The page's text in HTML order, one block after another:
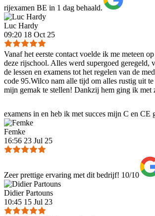
rijexamen BE in 1 dag behaald.
Luc Hardy
09:20 18 Oct 25
Vanaf het eerste contact voelde ik me meteen
deze rijschool. Alles werd supergoed geregeld,
de lessen en examens tot het regelen van de
code 95.Wilco nam alle tijd om alles rustig uit
mijn gemak te stellen! Dankzij hem ging ik met
examens in en heb ik met succes mijn C en CE
Femke
16:56 23 Jul 25
Zeer prettige ervaring met dit bedrijf! 10/10
Didier Partouns
10:45 15 Jul 23